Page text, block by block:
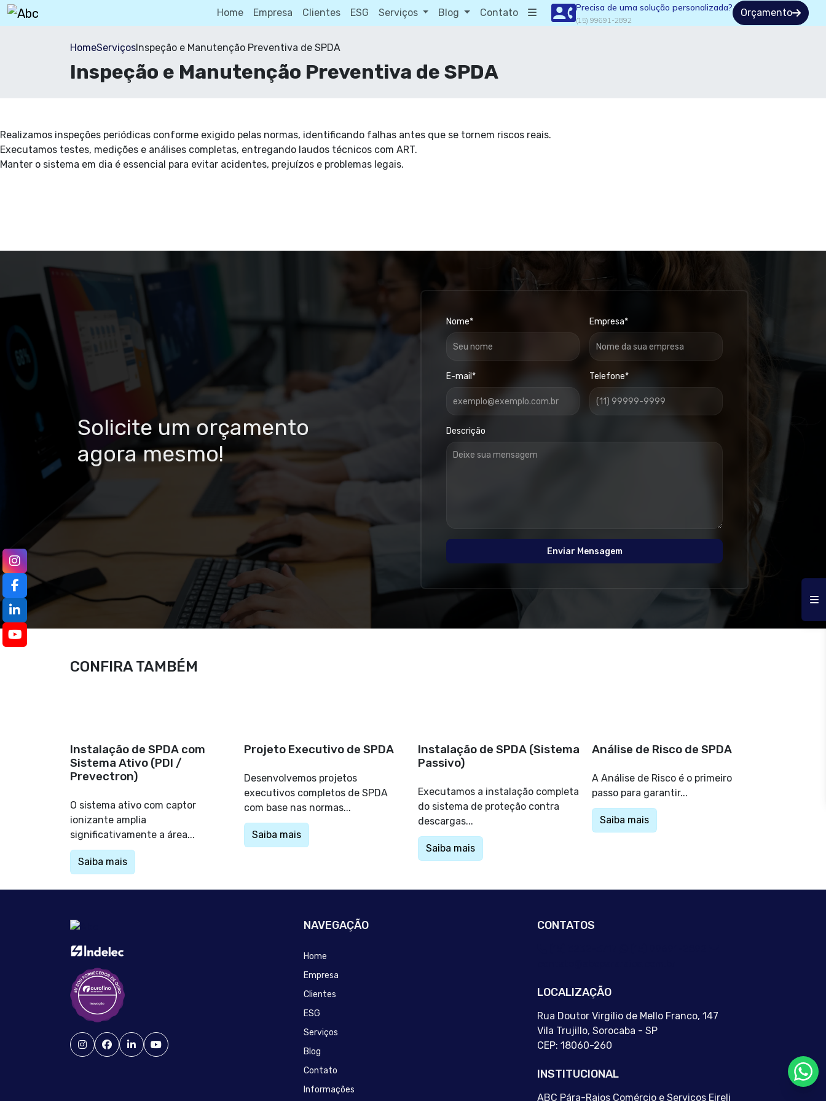
Home Empresa Clientes ESG Serviços Blog Contato Precisa de uma solução personalizada?
(15) 99691-2892
Orçamento
HomeServiçosInspeção e Manutenção Preventiva de SPDA
Inspeção e Manutenção Preventiva de SPDA
Realizamos inspeções periódicas conforme exigido pelas normas, identificando falhas antes que se tornem riscos reais.
Executamos testes, medições e análises completas, entregando laudos técnicos com ART.
Manter o sistema em dia é essencial para evitar acidentes, prejuízos e problemas legais.
Solicite um orçamento
agora mesmo!
Nome* Empresa*
E-mail* Telefone*
Descrição
Enviar Mensagem
CONFIRA TAMBÉM
Instalação de SPDA com
Sistema Ativo (PDI /
Prevectron)
O sistema ativo com captor
ionizante amplia
significativamente a área...
Saiba mais
Projeto Executivo de SPDA
Desenvolvemos projetos
executivos completos de SPDA
com base nas normas...
Saiba mais
Instalação de SPDA (Sistema
Passivo)
Executamos a instalação completa
do sistema de proteção contra
descargas...
Saiba mais
Análise de Risco de SPDA
A Análise de Risco é o primeiro
passo para garantir...
Saiba mais
NAVEGAÇÃO
Home
Empresa
Clientes
ESG
Serviços
Blog
Contato
Informações
CONTATOS
LOCALIZAÇÃO
Rua Doutor Virgilio de Mello Franco, 147
Vila Trujillo, Sorocaba - SP
CEP: 18060-260
INSTITUCIONAL
ABC Pára-Raios Comércio e Serviços Eireli